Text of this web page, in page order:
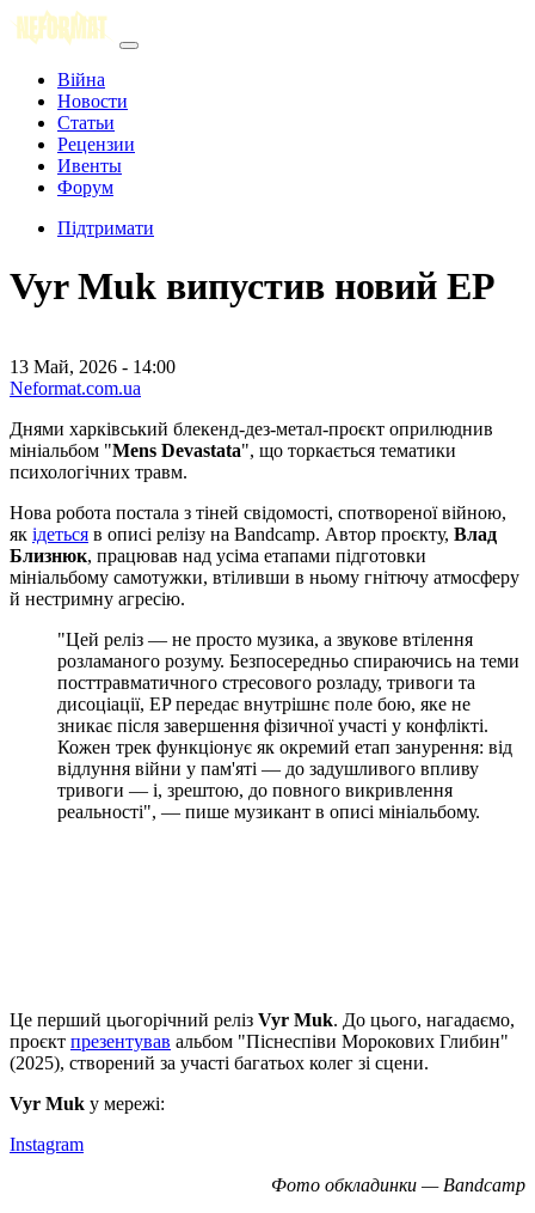
Війна
Новости
Статьи
Рецензии
Ивенты
Форум
Підтримати
Vyr Muk випустив новий EP
13 Май, 2026 - 14:00
Neformat.com.ua
Днями харківський блекенд-дез-метал-проєкт оприлюднив
мініальбом "Mens Devastata", що торкається тематики
психологічних травм.
Нова робота постала з тіней свідомості, спотвореної війною,
як ідеться в описі релізу на Bandcamp. Автор проєкту, Влад
Близнюк, працював над усіма етапами підготовки
мініальбому самотужки, втіливши в ньому гнітючу атмосферу
й нестримну агресію.
"Цей реліз — не просто музика, а звукове втілення
розламаного розуму. Безпосередньо спираючись на теми
посттравматичного стресового розладу, тривоги та
дисоціації, EP передає внутрішнє поле бою, яке не
зникає після завершення фізичної участі у конфлікті.
Кожен трек функціонує як окремий етап занурення: від
відлуння війни у пам'яті — до задушливого впливу
тривоги — і, зрештою, до повного викривлення
реальності", — пише музикант в описі мініальбому.
Це перший цьогорічний реліз Vyr Muk. До цього, нагадаємо,
проєкт презентував альбом "Піснеспіви Морокових Глибин"
(2025), створений за участі багатьох колег зі сцени.
Vyr Muk у мережі:
Instagram
Фото обкладинки — Bandcamp